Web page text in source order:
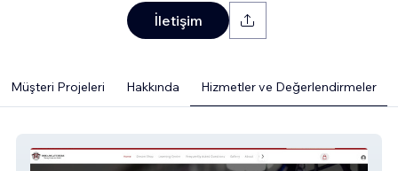
İletişim
Müşteri Projeleri Hakkında Hizmetler ve Değerlendirmeler